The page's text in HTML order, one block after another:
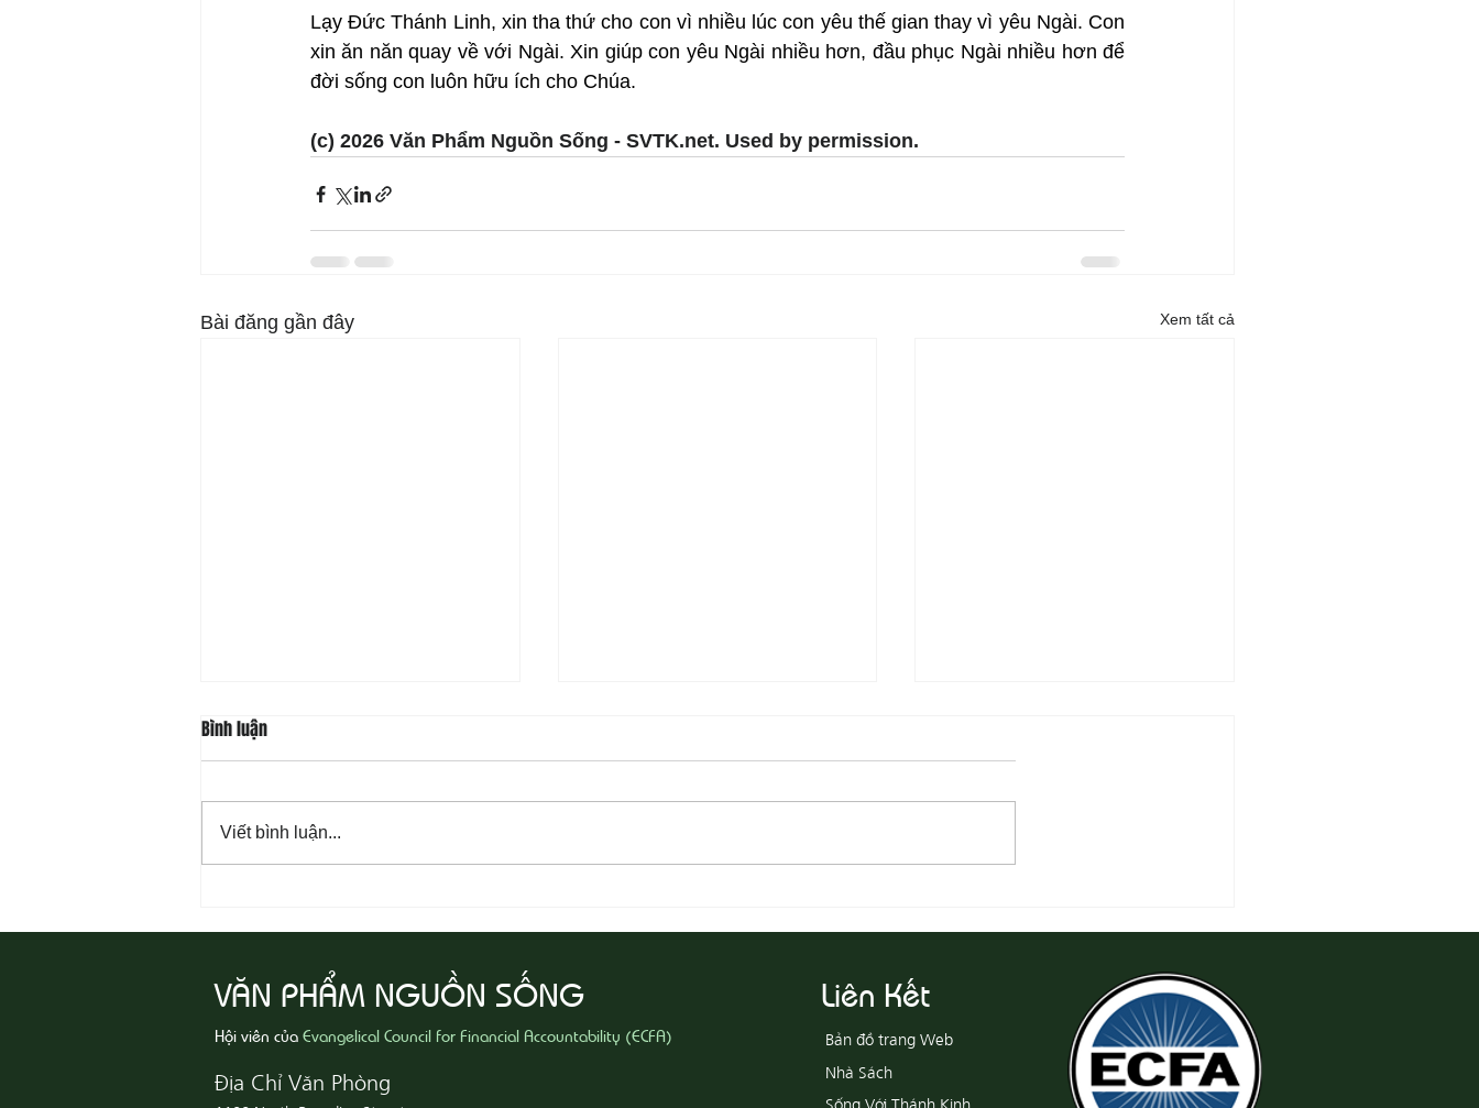
Lạy Đức Thánh Linh, xin tha thứ cho con vì nhiều lúc con yêu thế gian thay vì yêu Ngài. Con
xin ăn năn quay về với Ngài. Xin giúp con yêu Ngài nhiều hơn, đầu phục Ngài nhiều hơn để
đời sống con luôn hữu ích cho Chúa.
(c) 2026 Văn Phẩm Nguồn Sống - SVTK.net. Used by permission.
Bài đăng gần đây Xem tất cả
08-07 Nhân Từ Và Chân Thật
Khổ
Bình luận
Viết bình luận...
VĂN PHẨM NGUỒN SỐNG
Hội viên củaEvangelical Council for Financial Accountability (ECFA)
Địa Chỉ Văn Phòng
Liên Kết
Bản đồ trang Web
Nhà Sách